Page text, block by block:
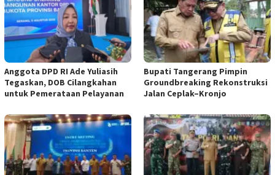
Anggota DPD RI Ade Yuliasih
Tegaskan, DOB Cilangkahan
untuk Pemerataan Pelayanan
Bupati Tangerang Pimpin
Groundbreaking Rekonstruksi
Jalan Ceplak–Kronjo